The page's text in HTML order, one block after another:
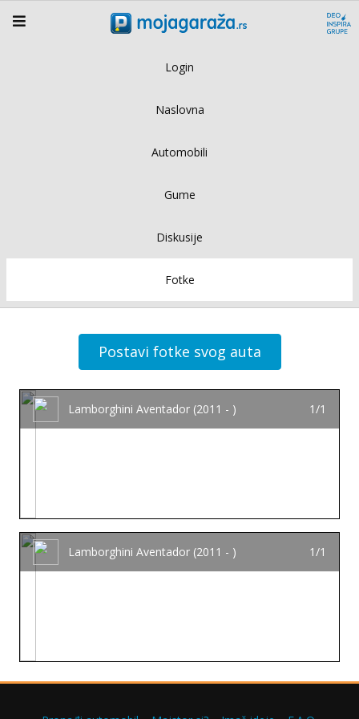
Login
Naslovna
Automobili
Gume
Diskusije
Fotke
Postavi fotke svog auta
Lamborghini Aventador (2011 - ) 1/1
Lamborghini Aventador (2011 - ) 1/1